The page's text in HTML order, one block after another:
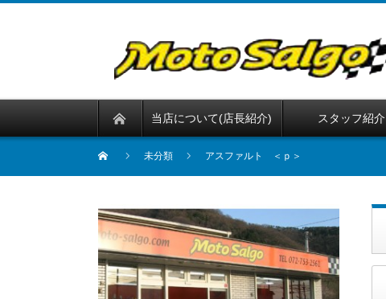
当店について(店長紹介) スタッフ紹介
未分類 アスファルト ＜ｐ＞